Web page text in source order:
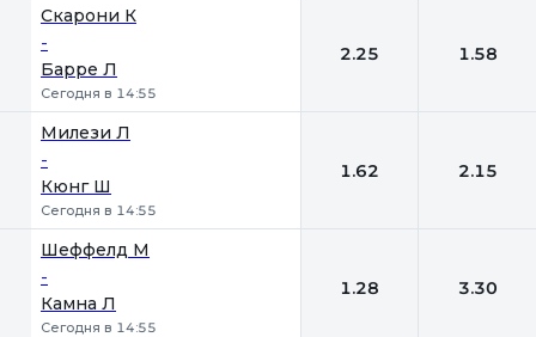
Скарони К
-
Барре Л
Сегодня в 14:55
2.25 1.58
Милези Л
-
Кюнг Ш
Сегодня в 14:55
1.62 2.15
Шеффелд М
-
Камна Л
Сегодня в 14:55
1.28 3.30